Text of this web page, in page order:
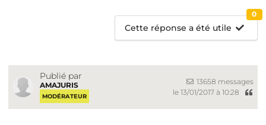
Cette réponse a été utile
0
Publié par
AMAJURIS
MODÉRATEUR
13658 messages
le 13/01/2017 à 10:28